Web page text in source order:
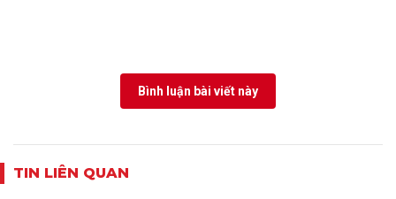
Bình luận bài viết này
TIN LIÊN QUAN